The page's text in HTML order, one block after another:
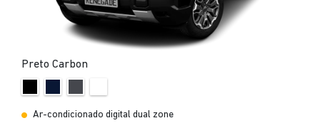
Preto Carbon
Ar-condicionado digital dual zone